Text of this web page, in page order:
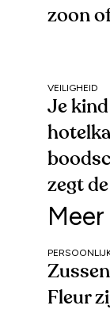
zoon
VEILIGHEID
Je
zegt
Fleur